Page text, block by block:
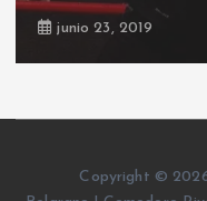
junio 23, 2019
Copyright ©